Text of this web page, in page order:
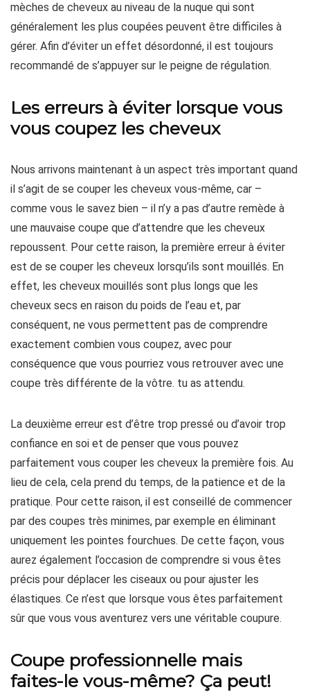
mèches de cheveux au niveau de la nuque qui sont
généralement les plus coupées peuvent être difficiles à
gérer. Afin d’éviter un effet désordonné, il est toujours
recommandé de s’appuyer sur le peigne de régulation.
Les erreurs à éviter lorsque vous
vous coupez les cheveux
Nous arrivons maintenant à un aspect très important quand
il s’agit de se couper les cheveux vous-même, car –
comme vous le savez bien – il n’y a pas d’autre remède à
une mauvaise coupe que d’attendre que les cheveux
repoussent. Pour cette raison, la première erreur à éviter
est de se couper les cheveux lorsqu’ils sont mouillés. En
effet, les cheveux mouillés sont plus longs que les
cheveux secs en raison du poids de l’eau et, par
conséquent, ne vous permettent pas de comprendre
exactement combien vous coupez, avec pour
conséquence que vous pourriez vous retrouver avec une
coupe très différente de la vôtre. tu as attendu.
La deuxième erreur est d’être trop pressé ou d’avoir trop
confiance en soi et de penser que vous pouvez
parfaitement vous couper les cheveux la première fois. Au
lieu de cela, cela prend du temps, de la patience et de la
pratique. Pour cette raison, il est conseillé de commencer
par des coupes très minimes, par exemple en éliminant
uniquement les pointes fourchues. De cette façon, vous
aurez également l’occasion de comprendre si vous êtes
précis pour déplacer les ciseaux ou pour ajuster les
élastiques. Ce n’est que lorsque vous êtes parfaitement
sûr que vous vous aventurez vers une véritable coupure.
Coupe professionnelle mais
faites-le vous-même? Ça peut!